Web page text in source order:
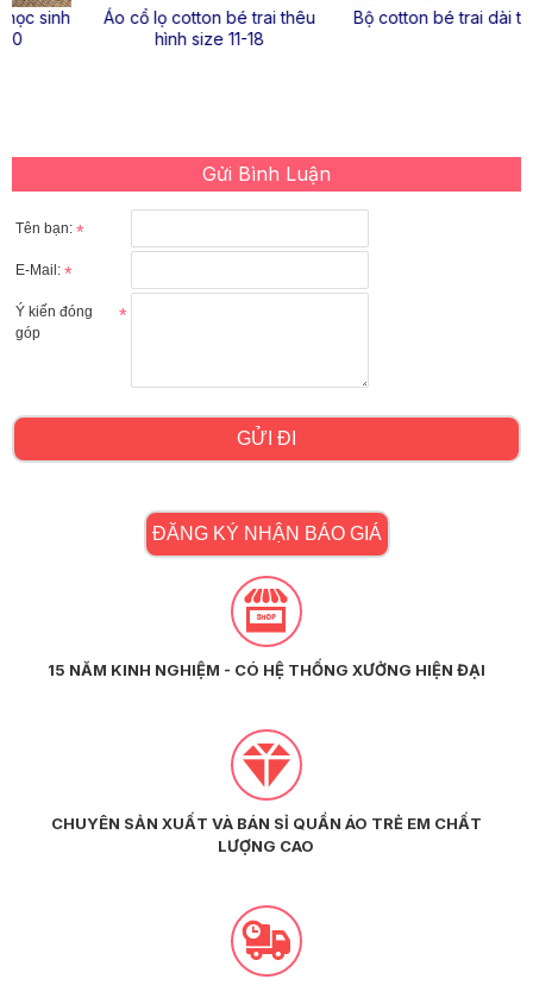
Áo cổ lọ cotton bé trai thêu
hình size 11-18
Bộ cotton bé trai dài tay NIKE
Gửi Bình Luận
Tên bạn:
E-Mail:
Ý kiến đóng
góp
GỬI ĐI
ĐĂNG KÝ NHẬN BÁO GIÁ
15 NĂM KINH NGHIỆM - CÓ HỆ THỐNG XƯỞNG HIỆN ĐẠI
CHUYÊN SẢN XUẤT VÀ BÁN SỈ QUẦN ÁO TRẺ EM CHẤT
LƯỢNG CAO